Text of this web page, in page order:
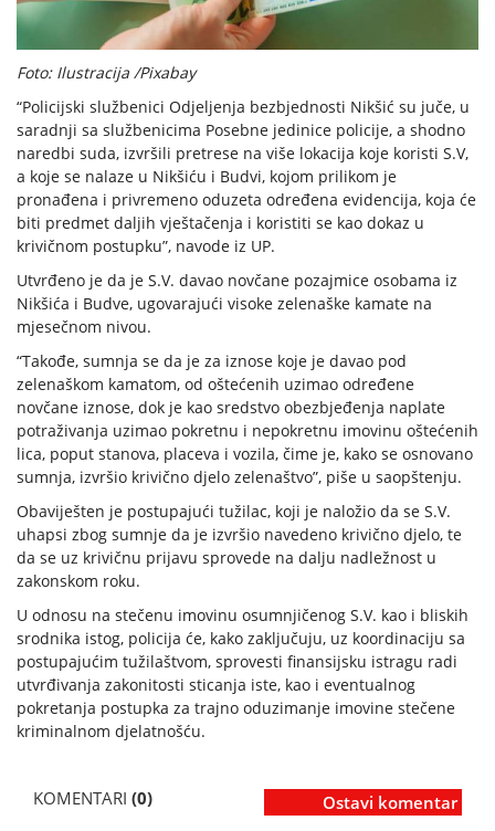
Foto: Ilustracija /Pixabay
“Policijski službenici Odjeljenja bezbjednosti Nikšić su juče, u
saradnji sa službenicima Posebne jedinice policije, a shodno
naredbi suda, izvršili pretrese na više lokacija koje koristi S.V,
a koje se nalaze u Nikšiću i Budvi, kojom prilikom je
pronađena i privremeno oduzeta određena evidencija, koja će
biti predmet daljih vještačenja i koristiti se kao dokaz u
krivičnom postupku”, navode iz UP.
Utvrđeno je da je S.V. davao novčane pozajmice osobama iz
Nikšića i Budve, ugovarajući visoke zelenaške kamate na
mjesečnom nivou.
“Takođe, sumnja se da je za iznose koje je davao pod
zelenaškom kamatom, od oštećenih uzimao određene
novčane iznose, dok je kao sredstvo obezbjeđenja naplate
potraživanja uzimao pokretnu i nepokretnu imovinu oštećenih
lica, poput stanova, placeva i vozila, čime je, kako se osnovano
sumnja, izvršio krivično djelo zelenaštvo”, piše u saopštenju.
Obaviješten je postupajući tužilac, koji je naložio da se S.V.
uhapsi zbog sumnje da je izvršio navedeno krivično djelo, te
da se uz krivičnu prijavu sprovede na dalju nadležnost u
zakonskom roku.
U odnosu na stečenu imovinu osumnjičenog S.V. kao i bliskih
srodnika istog, policija će, kako zaključuju, uz koordinaciju sa
postupajućim tužilaštvom, sprovesti finansijsku istragu radi
utvrđivanja zakonitosti sticanja iste, kao i eventualnog
pokretanja postupka za trajno oduzimanje imovine stečene
kriminalnom djelatnošću.
KOMENTARI (0) Ostavi komentar